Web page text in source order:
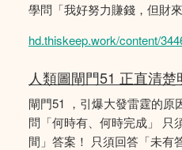
學問「我好努力賺錢，但財
hd.thiskeep.work/content/
人類圖閘門51 正直清
閘門51 ，引爆大發雷霆的原
問「何時有、何時完成」 只
間」答案！ 只須回答「未有